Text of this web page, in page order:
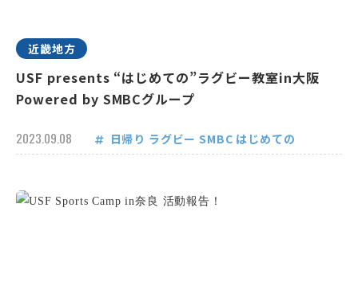
近畿地方
USF presents “はじめての”ラグビー教室in大阪
Powered by SMBCグループ
2023.09.08 日帰り ラグビー SMBC はじめての